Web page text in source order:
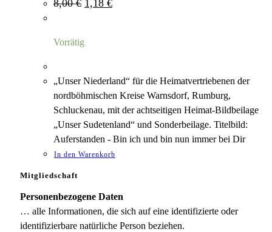
8,00€
Preis
1,18 €
Preis
Vorrätig
„Unser Niederland“ für die Heimatvertriebenen der
nordböhmischen Kreise Warnsdorf, Rumburg,
Schluckenau, mit der achtseitigen Heimat-Bildbeilage
„Unser Sudetenland“ und Sonderbeilage. Titelbild:
Auferstanden - Bin ich und bin nun immer bei Dir
In den Warenkorb
Mitgliedschaft
Personenbezogene Daten
… alle Informationen, die sich auf eine identifizierte oder
identifizierbare natürliche Person beziehen.